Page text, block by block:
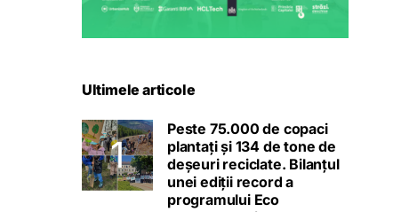
Ultimele articole
Peste 75.000 de copaci
plantați și 134 de tone de
deșeuri reciclate. Bilanțul
unei ediții record a
programului Eco